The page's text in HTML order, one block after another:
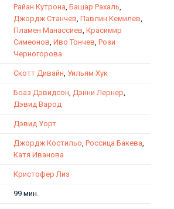
Райан Кутрона, Башар Рахаль,
Джордж Станчев, Павлин Кемилев,
Пламен Манассиев, Красимир
Симеонов, Иво Тончев, Рози
Черногорова
Скотт Дивайн, Уильям Хук
Боаз Дэвидсон, Дэнни Лернер,
Дэвид Варод
Дэвид Уорт
Джордж Костильо, Россица Бакева,
Катя Иванова
Кристофер Лиз
99 мин.